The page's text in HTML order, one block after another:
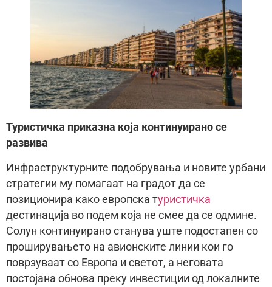
Туристичка приказна која континуирано се
развива
Инфраструктурните подобрувања и новите урбани
стратегии му помагаат на градот да се
позиционира како европска туристичка
дестинација во подем која не смее да се одмине.
Солун континуирано станува уште подостапен со
проширувањето на авионските линии кои го
поврзуваат со Европа и светот, а неговата
постојана обнова преку инвестиции од локалните